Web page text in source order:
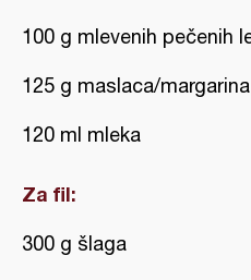
100 g mlevenih pečenih
125 g maslaca/margarina
120 ml mleka
Za fil:
300 g šlaga